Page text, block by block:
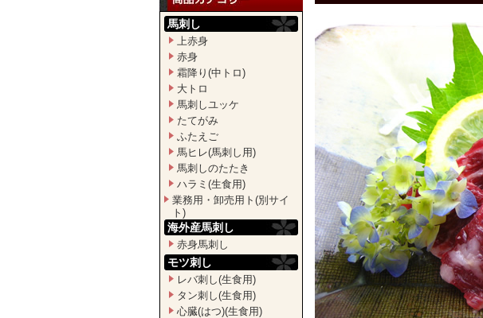
馬刺し
上赤身
赤身
霜降り(中トロ)
大トロ
馬刺しユッケ
たてがみ
ふたえご
馬ヒレ(馬刺し用)
馬刺しのたたき
ハラミ(生食用)
業務用・卸売用ト(別サイ
ト)
海外産馬刺し
赤身馬刺し
モツ刺し
レバ刺し(生食用)
タン刺し(生食用)
心臓(はつ)(生食用)